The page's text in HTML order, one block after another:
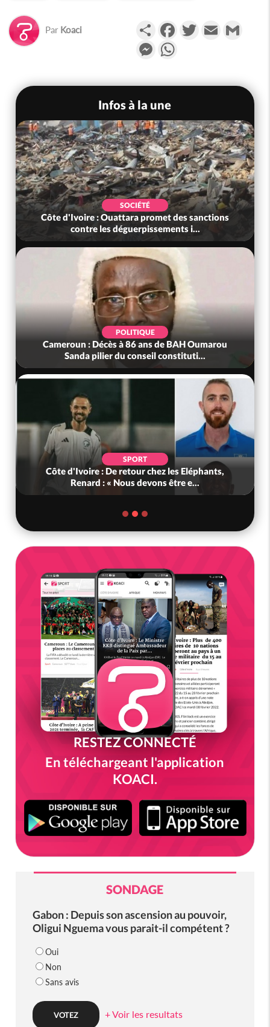
Par Koaci PartagerFacebookTwitterEmail
Messenger
Infos à la une
SOCIÉTÉ
Côte d'Ivoire : Ouattara promet des sanctions
contre les déguerpissements i...
POLITIQUE
Cameroun : Décès à 86 ans de BAH Oumarou
Sanda pilier du conseil constituti...
SPORT
Côte d'Ivoire : De retour chez les Eléphants,
Renard : « Nous devons être e...
RESTEZ CONNECTÉ
En téléchargeant l'application
KOACI.
SONDAGE
Gabon : Depuis son ascension au pouvoir,
Oligui Nguema vous parait-il compétent ?
Oui
Non
Sans avis
+ Voir les resultats